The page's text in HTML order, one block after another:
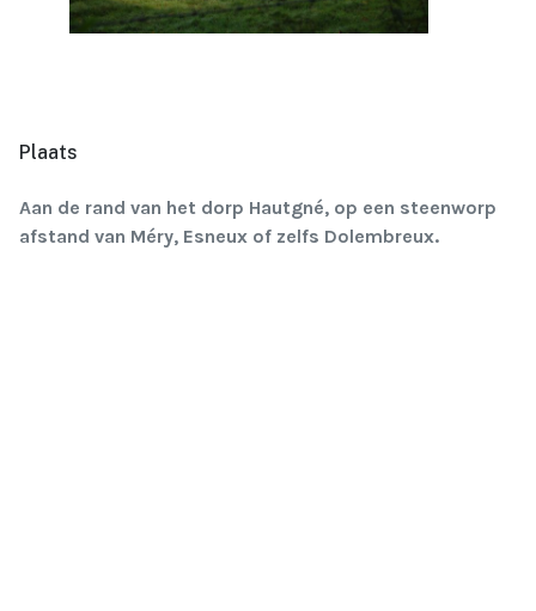
Plaats
Aan de rand van het dorp Hautgné, op een steenworp
afstand van Méry, Esneux of zelfs Dolembreux.